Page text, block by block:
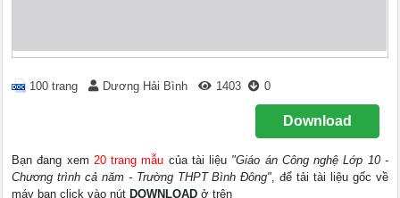
100 trang Dương Hải Bình 1403 0
Download
Bạn đang xem 20 trang mẫu của tài liệu "Giáo án Công nghệ Lớp 10 -
Chương trình cả năm - Trường THPT Bình Đông", để tải tài liệu gốc về
máy bạn click vào nút DOWNLOAD ở trên